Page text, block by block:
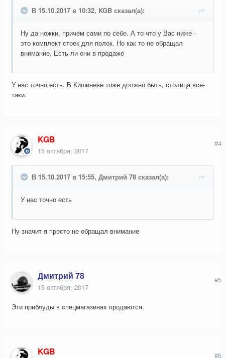
В 15.10.2017 в 10:32, KGB сказал(а):
Ну да ножки, причем сами по себе. А то что у Вас ниже -
это комплект стоек для полок. Но как то не обращал
внимание, Есть ли они в продаже
У нас точно есть. В Кишиневе тоже должно быть, столица все-
таки.
KGB
15 октября, 2017
#4
В 15.10.2017 в 15:55, Дмитрий 78 сказал(а):
У нас точно есть
Ну значит я просто не обращал внимание
Дмитрий 78
15 октября, 2017
#5
Эти приблуды в спецмагазинах продаются.
KGB #6